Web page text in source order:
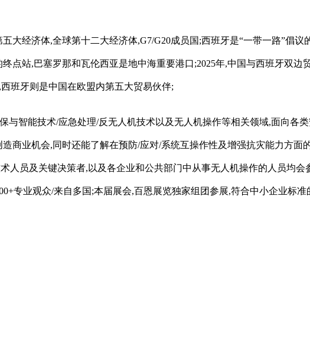
大经济体,全球第十二大经济体,G7/G20成员国;西班牙是“一带一路”倡议
点站,巴塞罗那和瓦伦西亚是地中海重要港口;2025年,中国与西班牙双边
班牙则是中国在欧盟内第五大贸易伙伴;
与智能技术/应急处理/反无人机技术以及无人机操作等相关领域,面向各
商业机会,同时还能了解在预防/应对/系统互操作性及增强抗灾能力方面
人员及关键决策者,以及各企业和公共部门中从事无人机操作的人员均会
专业观众/来自多国;本届展会,百恩展览独家组团参展,符合中小企业标